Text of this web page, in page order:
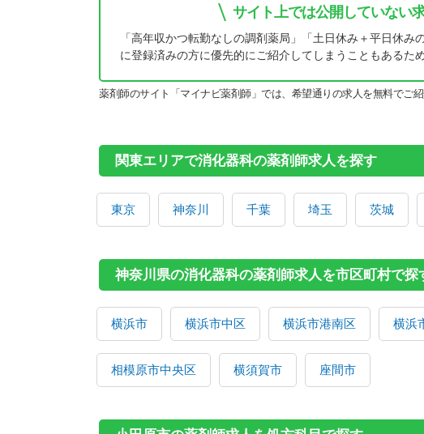
サイト上では公開していない
「高年収かつ転勤なしの調剤薬局」「土日休み＋平日休
に登録済みの方に優先的にご紹介してしまうこともあるた
薬剤師のサイト「マイナビ薬剤師」では、希望通りの求人を無料でご
関東エリアで消化器科の薬剤師求人を探す
東京 神奈川 千葉 埼玉 茨城
神奈川県の消化器科の薬剤師求人を市区町村で探
横浜市 横浜市中区 横浜市港南区 横浜
相模原市中央区 横須賀市 座間市